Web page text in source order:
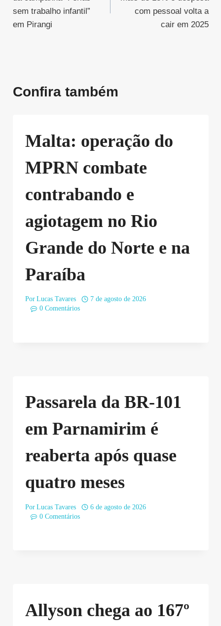
Post
sem trabalho infantil”
em Pirangi
com pessoal volta a
cair em 2025
Confira também
Malta: operação do
MPRN combate
contrabando e
agiotagem no Rio
Grande do Norte e na
Paraíba
Por Lucas Tavares
7 de agosto de 2026
0 Comentários
Passarela da BR-101
em Parnamirim é
reaberta após quase
quatro meses
Por Lucas Tavares
6 de agosto de 2026
0 Comentários
Allyson chega ao 167º